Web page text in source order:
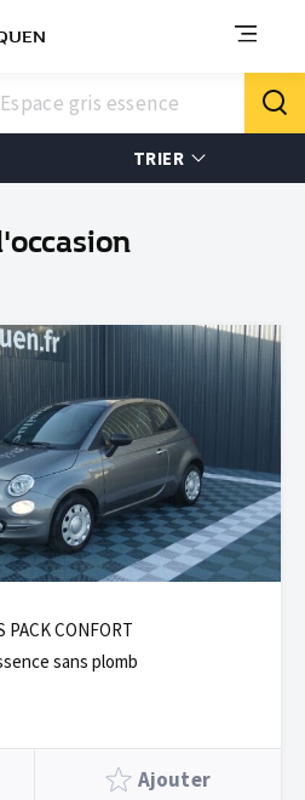
TRIER
PACK CONFORT
sans plomb
Ajouter